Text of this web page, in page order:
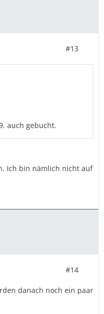
#13
auch gebucht.
Ich bin nämlich nicht auf
#14
danach noch ein paar